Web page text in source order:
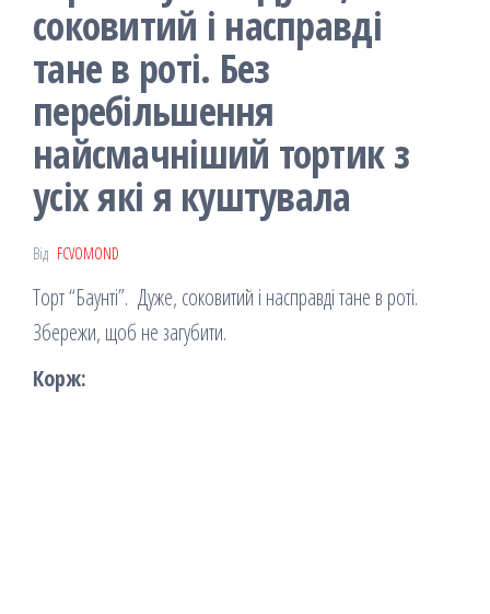
соковитий і насправді
тане в роті. Без
перебільшення
найсмачніший тортик з
усіх які я куштувала
Від FCVOMOND
Торт “Баунті”. Дуже, соковитий і насправді тане в роті.
Збережи, щоб не загубити.
Корж: